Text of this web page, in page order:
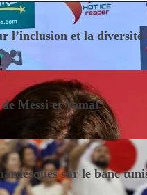
l’inclusion et la
Messi et Yamal
sur le banc